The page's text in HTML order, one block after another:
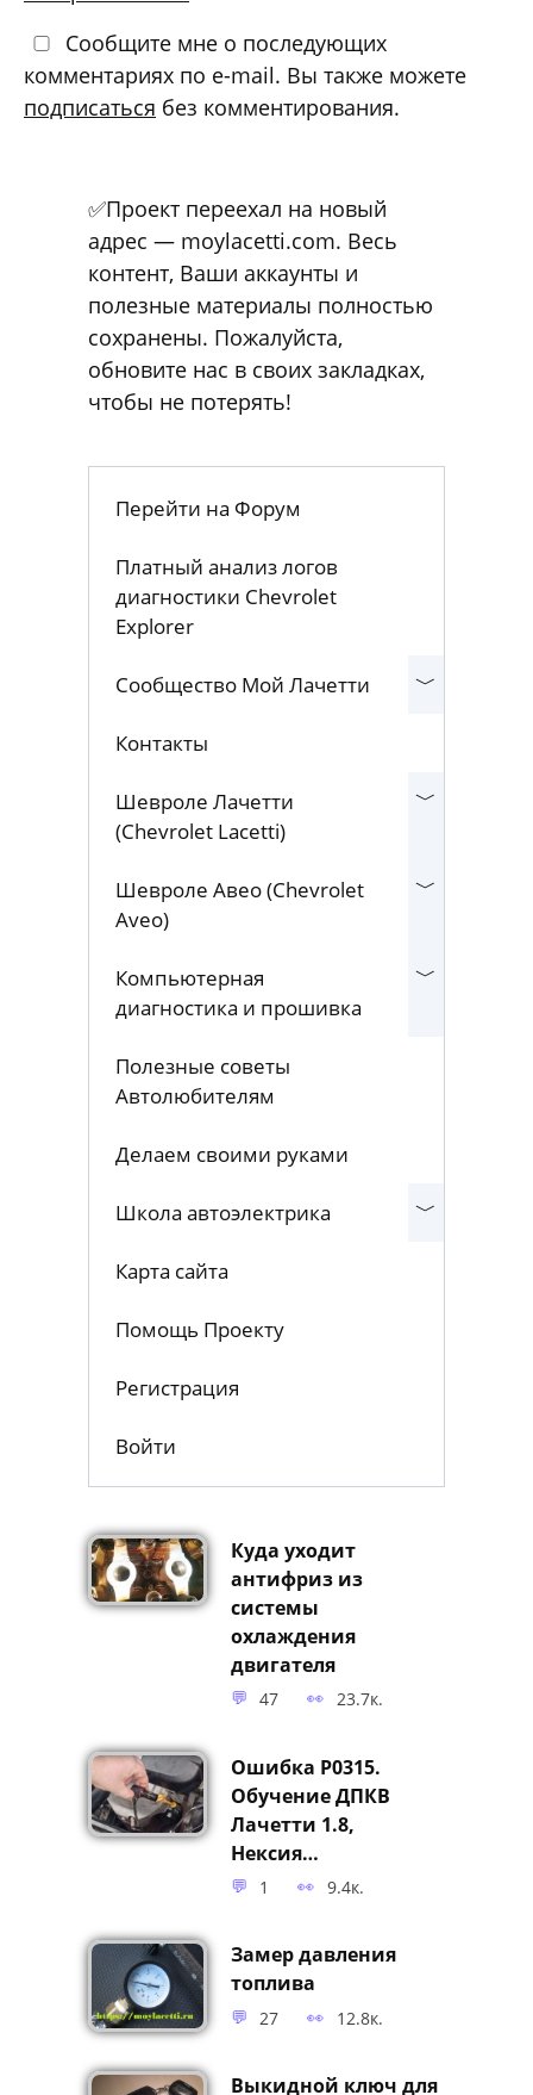
Сообщите мне о последующих
комментариях по e-mail. Вы также можете
подписаться без комментирования.
✅Проект переехал на новый
адрес — moylacetti.com. Весь
контент, Ваши аккаунты и
полезные материалы полностью
сохранены. Пожалуйста,
обновите нас в своих закладках,
чтобы не потерять!
Перейти на Форум
Платный анализ логов
диагностики Chevrolet
Explorer
Сообщество Мой Лачетти
Контакты
Шевроле Лачетти
(Chevrolet Lacetti)
Шевроле Авео (Chevrolet
Aveo)
Компьютерная
диагностика и прошивка
Полезные советы
Автолюбителям
Делаем своими руками
Школа автоэлектрика
Карта сайта
Помощь Проекту
Регистрация
Войти
Куда уходит
антифриз из
системы
охлаждения
двигателя
47 23.7к.
Ошибка P0315.
Обучение ДПКВ
Лачетти 1.8,
Нексия…
1 9.4к.
Замер давления
топлива
27 12.8к.
Выкидной ключ для